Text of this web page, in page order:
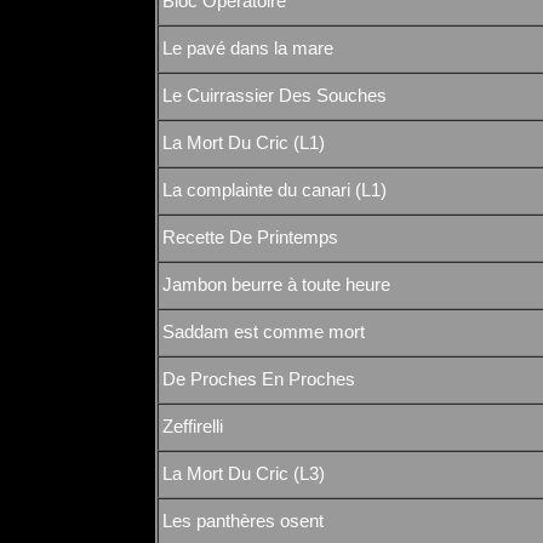
Le pavé dans la mare
Le Cuirrassier Des Souches
La Mort Du Cric (L1)
La complainte du canari (L1)
Recette De Printemps
Jambon beurre à toute heure
Saddam est comme mort
De Proches En Proches
Zeffirelli
La Mort Du Cric (L3)
Les panthères osent